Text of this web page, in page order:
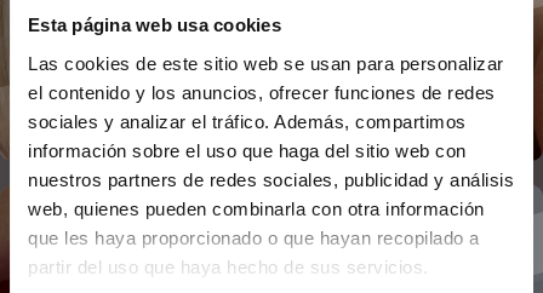
Esta página web usa cookies
Las cookies de este sitio web se usan para personalizar
el contenido y los anuncios, ofrecer funciones de redes
sociales y analizar el tráfico. Además, compartimos
información sobre el uso que haga del sitio web con
nuestros partners de redes sociales, publicidad y análisis
web, quienes pueden combinarla con otra información
que les haya proporcionado o que hayan recopilado a
partir del uso que haya hecho de sus servicios.